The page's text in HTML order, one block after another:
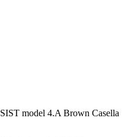
model 4.A Brown Casella